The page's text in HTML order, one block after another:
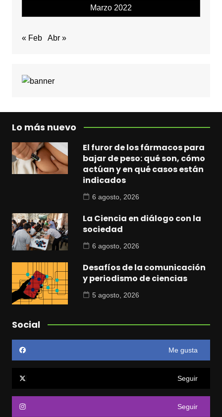
Marzo 2022
« Feb Abr »
Lo más nuevo
El furor de los fármacos para
bajar de peso: qué son, cómo
actúan y en qué casos están
indicados
6 agosto, 2026
La Ciencia en diálogo con la
sociedad
6 agosto, 2026
Desafíos de la comunicación
y periodismo de ciencias
5 agosto, 2026
Social
Me gusta
Seguir
Seguir